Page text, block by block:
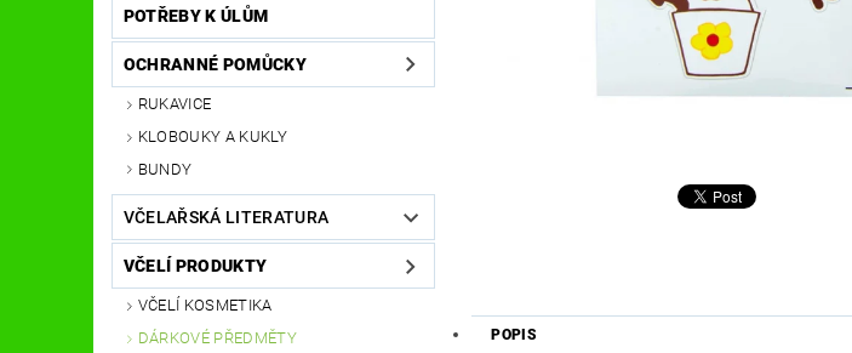
POTŘEBY K ÚLŮM
OCHRANNÉ POMŮCKY
RUKAVICE
KLOBOUKY A KUKLY
BUNDY
VČELAŘSKÁ LITERATURA
VČELÍ PRODUKTY
VČELÍ KOSMETIKA
DÁRKOVÉ PŘEDMĚTY
POPIS